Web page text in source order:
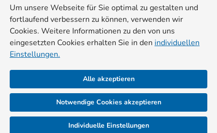
Um unsere Webseite für Sie optimal zu gestalten und
fortlaufend verbessern zu können, verwenden wir
Cookies. Weitere Informationen zu den von uns
eingesetzten Cookies erhalten Sie in den individuellen
Einstellungen.
Alle akzeptieren
Notwendige Cookies akzeptieren
Individuelle Einstellungen